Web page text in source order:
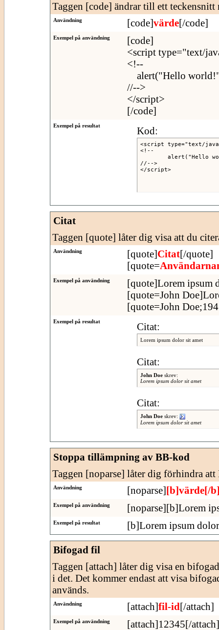
Taggen [code] ändrar till ett teckensnitt
Användning [code]värde[/code]
Exempel på användning
[code]
<script type="text/
<!--
alert("Hello
//-->
</script>
[/code]
Exempel på resultat Kod:
<script type="text/
<!--
//-->
</script>
Citat
Taggen [quote] låter dig visa att du
Användning [quote]Citat[/quote]
[quote=
Exempel på användning
[quote]Lorem ipsum
[quote=John
[quote=John
Exempel på resultat Citat:
Lorem ipsum dolor sit amet
Citat:
John Doeskrev:
Lorem ipsum dolor sit amet
Citat:
John Doeskrev:
Lorem ipsum dolor sit amet
Stoppa tillämpning av BB-kod
Taggen [noparse] låter dig förhindra
Användning [noparse][b]värde[/
Exempel på användning [noparse][b]Lorem
Exempel på resultat [b]Lorem ipsum
Bifogad fil
Taggen [attach] låter dig visa en
i det. Det kommer endast att visa
används.
Användning [attach]fil-id[/attach]
Exempel på användning [attach]12345[/attach]